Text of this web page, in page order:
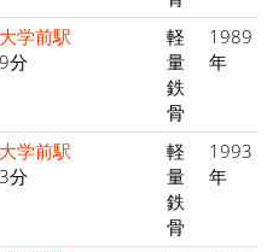
学前駅
分
軽
量
鉄
骨
1989
年
学前駅
分
軽
量
鉄
骨
1993
年